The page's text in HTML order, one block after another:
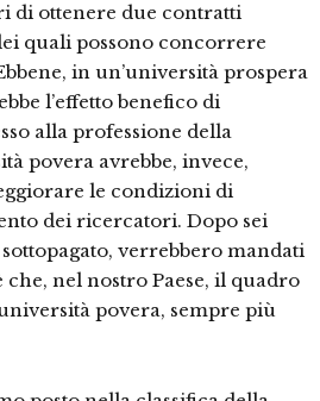
di ottenere due contratti
quali possono concorrere
in un’università prospera
l’effetto benefico di
alla professione della
povera avrebbe, invece,
le condizioni di
dei ricercatori. Dopo sei
verrebbero mandati
che, nel nostro Paese, il quadro
povera, sempre più